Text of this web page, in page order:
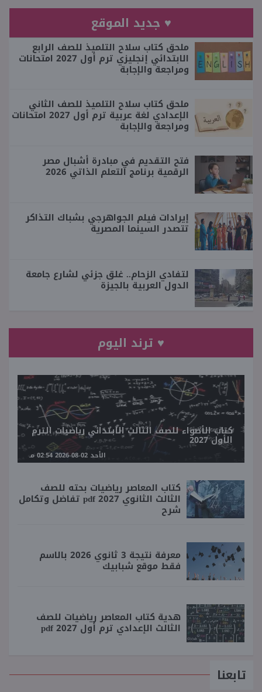
♥ جديد الموقع
ملحق كتاب سلاح التلميذ للصف الرابع
الابتدائي إنجليزي ترم أول 2027 امتحانات
ومراجعة والإجابة
ملحق كتاب سلاح التلميذ للصف الثاني
الإعدادي لغة عربية ترم أول 2027 امتحانات
ومراجعة والإجابة
فتح التقديم في مبادرة أشبال مصر
الرقمية برنامج التعلم الذاتي 2026
إيرادات فيلم الجواهرجي بشباك التذاكر
تتصدر السينما المصرية
لتفادي الزحام.. غلق جزئي لشارع جامعة
الدول العربية بالجيزة
♥ ترند اليوم
كتاب الأضواء للصف الثالث الابتدائي رياضيات الترم
الأول 2027
الأحد 02-08-2026 02:54 مـ
كتاب المعاصر رياضيات بحته للصف
الثالث الثانوي 2027 pdf تفاضل وتكامل
شرح
معرفة نتيجة 3 ثانوي 2026 بالاسم
فقط موقع شبابيك
هدية كتاب المعاصر رياضيات للصف
الثالث الإعدادي ترم أول 2027 pdf
تابعنا